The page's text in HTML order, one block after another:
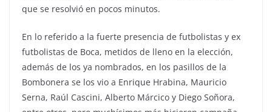
que se resolvió en pocos minutos.
En lo referido a la fuerte presencia de futbolistas y ex
futbolistas de Boca, metidos de lleno en la elección,
además de los ya nombrados, en los pasillos de la
Bombonera se los vio a Enrique Hrabina, Mauricio
Serna, Raúl Cascini, Alberto Márcico y Diego Soñora,